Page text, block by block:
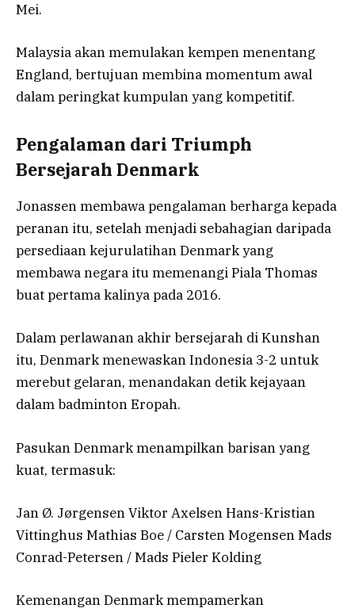
Mei.
Malaysia akan memulakan kempen menentang
England, bertujuan membina momentum awal
dalam peringkat kumpulan yang kompetitif.
Pengalaman dari Triumph
Bersejarah Denmark
Jonassen membawa pengalaman berharga kepada
peranan itu, setelah menjadi sebahagian daripada
persediaan kejurulatihan Denmark yang
membawa negara itu memenangi Piala Thomas
buat pertama kalinya pada 2016.
Dalam perlawanan akhir bersejarah di Kunshan
itu, Denmark menewaskan Indonesia 3-2 untuk
merebut gelaran, menandakan detik kejayaan
dalam badminton Eropah.
Pasukan Denmark menampilkan barisan yang
kuat, termasuk:
Jan Ø. Jørgensen Viktor Axelsen Hans-Kristian
Vittinghus Mathias Boe / Carsten Mogensen Mads
Conrad-Petersen / Mads Pieler Kolding
Kemenangan Denmark mempamerkan